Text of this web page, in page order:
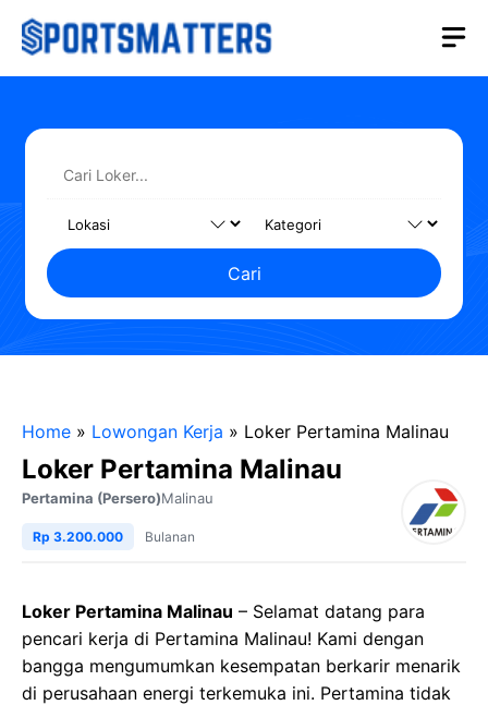
Langsung
Cari
Home » Lowongan Kerja » Loker Pertamina Malinau
Loker Pertamina Malinau
Pertamina (Persero)Malinau
Rp 3.200.000 Bulanan
Loker Pertamina Malinau – Selamat datang para
pencari kerja di Pertamina Malinau! Kami dengan
bangga mengumumkan kesempatan berkarir menarik
di perusahaan energi terkemuka ini. Pertamina tidak